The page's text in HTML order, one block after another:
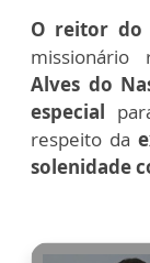
O reitor do
missionário
Alves do
especial
respeito da
solenidade